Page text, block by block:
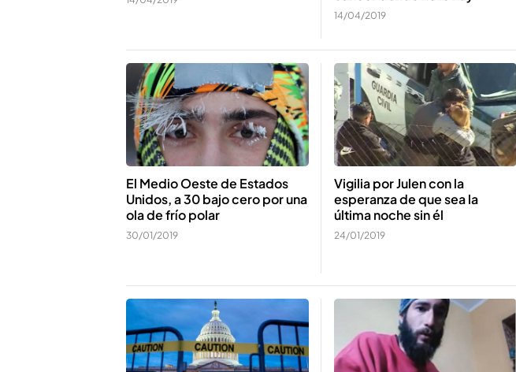
14/04/2019
El Medio Oeste de Estados
Unidos, a 30 bajo cero por una
ola de frío polar
30/01/2019
Vigilia por Julen con la
esperanza de que sea la
última noche sin él
24/01/2019